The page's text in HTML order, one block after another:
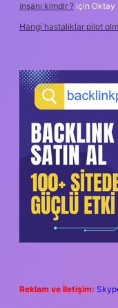
insanı kimdir ? için Oktay
Hangi hastalıklar pilot
Reklam ve İletişim: